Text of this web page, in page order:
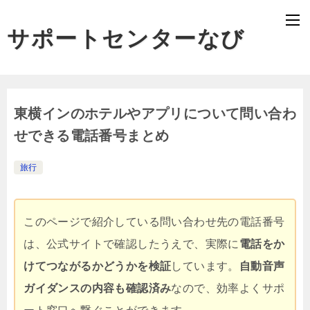
サポートセンターなび
東横インのホテルやアプリについて問い合わ
せできる電話番号まとめ
旅行
このページで紹介している問い合わせ先の電話番号
は、公式サイトで確認したうえで、実際に 電話をか
けてつながるかどうかを検証しています。
自動音声
ガイダンスの内容も確認済みなので、効率よくサポ